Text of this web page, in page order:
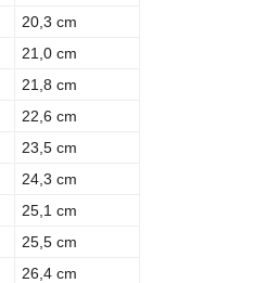
20,3 cm
21,0 cm
21,8 cm
22,6 cm
23,5 cm
24,3 cm
25,1 cm
25,5 cm
26,4 cm